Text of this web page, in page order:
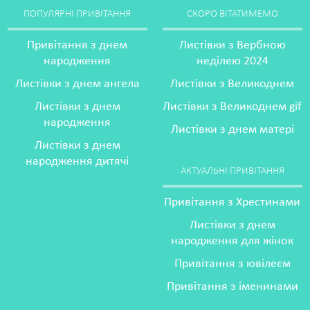
ПОПУЛЯРНІ ПРИВІТАННЯ
Привітання з днем
народження
Листівки з днем ангела
Листівки з днем
народження
Листівки з днем
народження дитячі
СКОРО ВІТАТИМЕМО
Листівки з Вербною
неділею 2024
Листівки з Великоднем
Листівки з Великоднем gif
Листівки з днем матері
АКТУАЛЬНІ ПРИВІТАННЯ
Привітання з Хрестинами
Листівки з днем
народження для жінок
Привітання з ювілеєм
Привітання з іменинами